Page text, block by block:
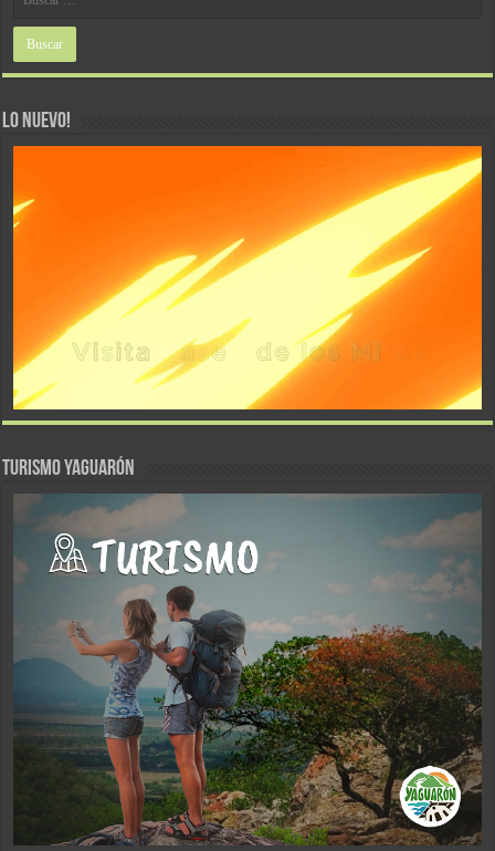
LO NUEVO!
TURISMO YAGUARÓN